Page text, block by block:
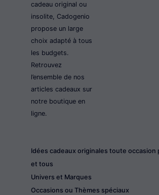
cadeau original ou
insolite, Cadogenio
propose un large
choix adapté à tous
les budgets.
Retrouvez
l’ensemble de nos
articles cadeaux sur
notre boutique en
ligne.
Idées cadeaux originales toute occasion
et tous
Univers et Marques
Occasions ou Thèmes spéciaux